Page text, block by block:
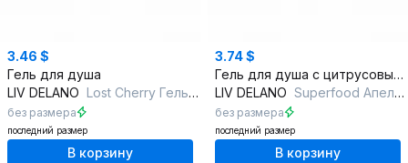
3.46 $
Гель для душа
LIV DELANO Lost Cherry Гель для душа парфюмированный
без размера
последний размер
В корзину
3.74 $
Гель для душа с цитрусовым ароматом и витаминным комплексом
LIV DELANO Superfood Апельсин и Бергамот Гель для душа
без размера
последний размер
В корзину